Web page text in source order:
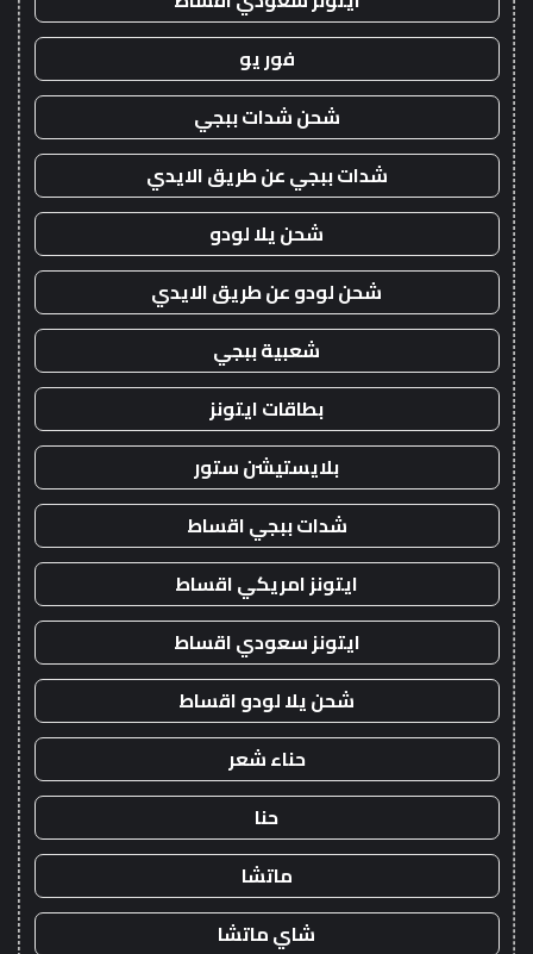
فور يو
شحن شدات ببجي
شدات ببجي عن طريق الايدي
شحن يلا لودو
شحن لودو عن طريق الايدي
شعبية ببجي
بطاقات ايتونز
بلايستيشن ستور
شدات ببجي اقساط
ايتونز امريكي اقساط
ايتونز سعودي اقساط
شحن يلا لودو اقساط
حناء شعر
حنا
ماتشا
شاي ماتشا